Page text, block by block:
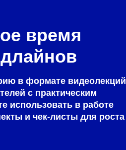
в формате видеолекций
с практическим
использовать в работе
и чек-листы для роста
время